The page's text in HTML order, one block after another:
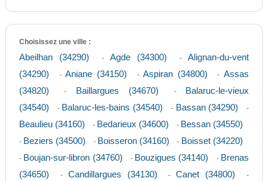
Choisissez une ville :
Abeilhan (34290) -Agde (34300) -Alignan-du-vent
(34290)
-Aniane (34150) -Aspiran (34800) -Assas
(34820)
- Baillargues (34670) -
Balaruc-le-vieux
(34540)
- Balaruc-les-bains (34540) - Bassan (34290) -
Beaulieu (34160) - Bedarieux (34600) - Bessan (34550)
- Beziers (34500) - Boisseron (34160) - Boisset (34220)
- Boujan-sur-libron (34760) - Bouzigues (34140) - Brenas
(34650)
- Candillargues (34130) -Canet (34800) -